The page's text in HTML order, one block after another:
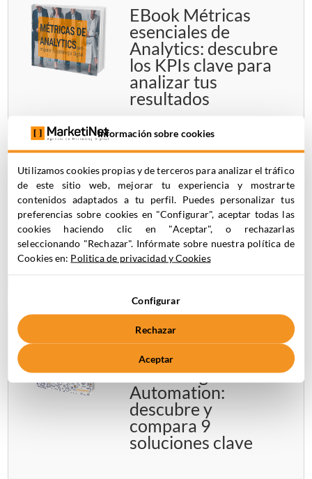
EBook Métricas
esenciales de
Analytics: descubre
los KPIs clave para
analizar tus
resultados
Journey Builder:
cómo construir una
automatización
desde cero en
Marketing Cloud
Las mejores
herramientas de
Marketing
Automation:
descubre y
compara 9
soluciones clave
Información sobre cookies
Utilizamos cookies propias y de terceros para analizar el tráfico
de este sitio web, mejorar tu experiencia y mostrarte
contenidos adaptados a tu perfil. Puedes personalizar tus
preferencias sobre cookies en "Configurar", aceptar todas las
cookies haciendo clic en "Aceptar", o rechazarlas
seleccionando "Rechazar". Infórmate sobre nuestra política de
Cookies en: Politica de privacidad y Cookies
Configurar
Rechazar
Aceptar